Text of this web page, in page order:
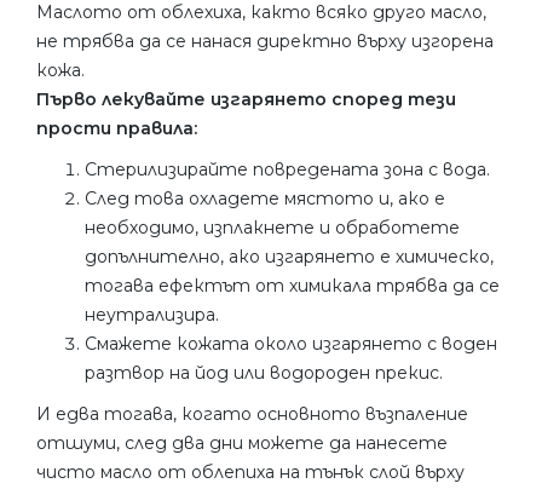
Маслото от облехиха, както всяко друго масло,
не трябва да се нанася директно върху изгорена
кожа.
Първо лекувайте изгарянето според тези
прости правила:
Стерилизирайте повредената зона с вода.
След това охладете мястото и, ако е
необходимо, изплакнете и обработете
допълнително, ако изгарянето е химическо,
тогава ефектът от химикала трябва да се
неутрализира.
Смажете кожата около изгарянето с воден
разтвор на йод или водороден прекис.
И едва тогава, когато основното възпаление
отшуми, след два дни можете да нанесете
чисто масло от облепиха на тънък слой върху